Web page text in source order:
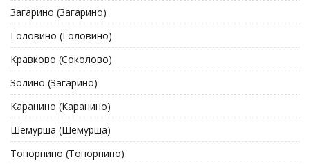
Загарино (Загарино)
Головино (Головино)
Кравково (Соколово)
Золино (Загарино)
Каранино (Каранино)
Шемурша (Шемурша)
Топорнино (Топорнино)